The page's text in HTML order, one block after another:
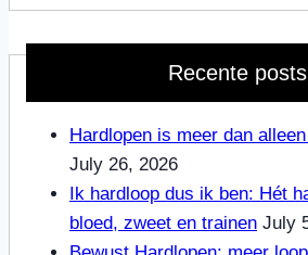
Recente posts
Hardlopen is meer dan
July 26, 2026
Ik hardloop dus ik ben: Hét
bloed, zweet en trainen July